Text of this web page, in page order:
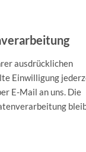
ausdrücklichen
Einwilligung
E-Mail an uns. Die